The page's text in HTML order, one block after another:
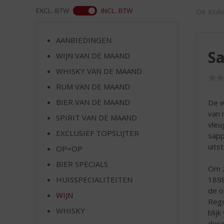
De
De
van
Om
de
blijk
EXCL. BTW INCL. BTW
AANBIEDINGEN
WIJN VAN DE MAAND
WHISKY VAN DE MAAND
RUM VAN DE MAAND
BIER VAN DE MAAND
SPIRIT VAN DE MAAND
EXCLUSIEF TOPSLIJTER
OP=OP
BIER SPECIALS
HUISSPECIALITEITEN
WIJN
WHISKY